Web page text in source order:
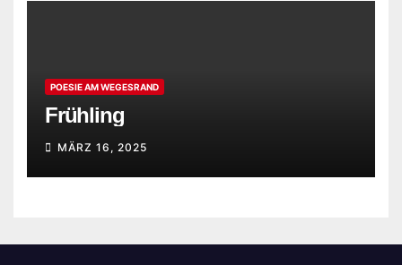
POESIE AM WEGESRAND
Frühling
MÄRZ 16, 2025